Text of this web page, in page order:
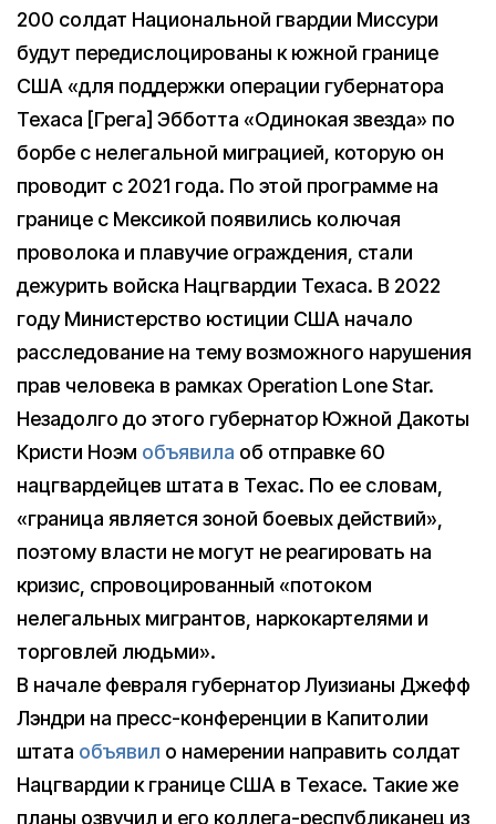
200 солдат Национальной гвардии Миссури
будут передислоцированы к южной границе
США «для поддержки операции губернатора
Техаса [Грега] Эбботта «Одинокая звезда» по
борбе с нелегальной миграцией, которую он
проводит с 2021 года. По этой программе на
границе с Мексикой появились колючая
проволока и плавучие ограждения, стали
дежурить войска Нацгвардии Техаса. В 2022
году Министерство юстиции США начало
расследование на тему возможного нарушения
прав человека в рамках Operation Lone Star.
Незадолго до этого губернатор Южной Дакоты
Кристи Ноэм объявила об отправке 60
нацгвардейцев штата в Техас. По ее словам,
«граница является зоной боевых действий»,
поэтому власти не могут не реагировать на
кризис, спровоцированный «потоком
нелегальных мигрантов, наркокартелями и
торговлей людьми».
В начале февраля губернатор Луизианы Джефф
Лэндри на пресс-конференции в Капитолии
штата объявил о намерении направить солдат
Нацгвардии к границе США в Техасе. Такие же
планы озвучил и его коллега-республиканец из